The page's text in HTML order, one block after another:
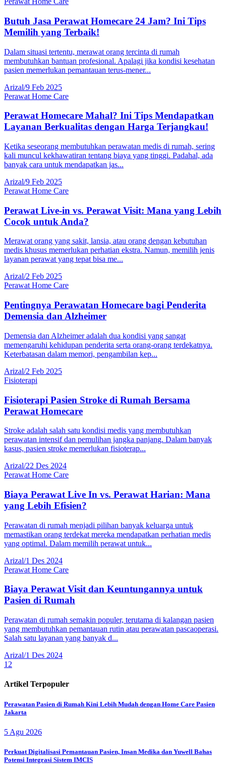
Butuh Jasa Perawat Homecare 24 Jam? Ini Tips
Memilih yang Terbaik!
Dalam situasi tertentu, merawat orang tercinta di rumah
membutuhkan bantuan profesional. Apalagi jika kondisi kesehatan
pasien memerlukan pemantauan terus-mener...
Arizal/9 Feb 2025
Perawat Home Care
Perawat Homecare Mahal? Ini Tips Mendapatkan
Layanan Berkualitas dengan Harga Terjangkau!
Ketika seseorang membutuhkan perawatan medis di rumah, sering
kali muncul kekhawatiran tentang biaya yang tinggi. Padahal, ada
banyak cara untuk mendapatkan jas...
Arizal/9 Feb 2025
Perawat Home Care
Perawat Live-in vs. Perawat Visit: Mana yang Lebih
Cocok untuk Anda?
Merawat orang yang sakit, lansia, atau orang dengan kebutuhan
medis khusus memerlukan perhatian ekstra. Namun, memilih jenis
layanan perawat yang tepat bisa me...
Arizal/2 Feb 2025
Perawat Home Care
Pentingnya Perawatan Homecare bagi Penderita
Demensia dan Alzheimer
Demensia dan Alzheimer adalah dua kondisi yang sangat
memengaruhi kehidupan penderita serta orang-orang terdekatnya.
Keterbatasan dalam memori, pengambilan kep...
Arizal/2 Feb 2025
Fisioterapi
Fisioterapi Pasien Stroke di Rumah Bersama
Perawat Homecare
Stroke adalah salah satu kondisi medis yang membutuhkan
perawatan intensif dan pemulihan jangka panjang. Dalam banyak
kasus, pasien stroke memerlukan fisioterap...
Arizal/22 Des 2024
Perawat Home Care
Biaya Perawat Live In vs. Perawat Harian: Mana
yang Lebih Efisien?
Perawatan di rumah menjadi pilihan banyak keluarga untuk
memastikan orang terdekat mereka mendapatkan perhatian medis
yang optimal. Dalam memilih perawat untuk...
Arizal/1 Des 2024
Perawat Home Care
Biaya Perawat Visit dan Keuntungannya untuk
Pasien di Rumah
Perawatan di rumah semakin populer, terutama di kalangan pasien
yang membutuhkan pemantauan rutin atau perawatan pascaoperasi.
Salah satu layanan yang banyak d...
Arizal/1 Des 2024
1 2
Artikel Terpopuler
Perawatan Pasien di Rumah Kini Lebih Mudah dengan Home Care Pasien
Jakarta
5 Agu 2026
Perkuat Digitalisasi Pemantauan Pasien, Insan Medika dan Yuwell Bahas
Potensi Integrasi Sistem IMCIS